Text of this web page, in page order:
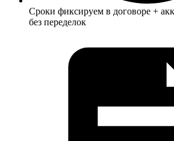
Сроки фиксируем в договоре +
без переделок